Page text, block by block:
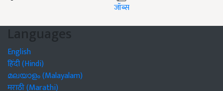
जॉब्स
Languages
English
हिंदी (Hindi)
മലയാളം (Malayalam)
मराठी (Marathi)